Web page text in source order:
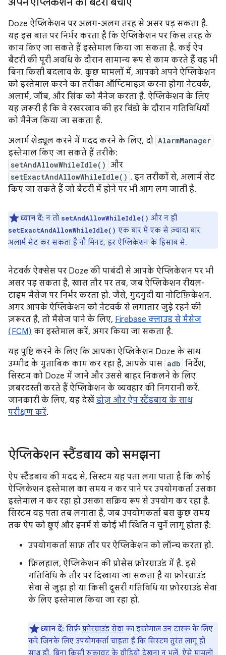
Doze ऐप्लिकेशन पर अलग-अलग तरह से असर पड़ सकता है.
यह इस बात पर निर्भर करता है कि ऐप्लिकेशन पर किस तरह के
काम किए जा सकते हैं इस्तेमाल किया जा सकता है. कई ऐप
बैटरी की पूरी अवधि के दौरान सामान्य रूप से काम करते हैं वह भी
बिना किसी बदलाव के. कुछ मामलों में, आपको अपने ऐप्लिकेशन
को इस्तेमाल करने का तरीका ऑप्टिमाइज़ करना होगा नेटवर्क,
अलार्म, जॉब, और सिंक को मैनेज करता है. ऐप्लिकेशन के लिए
यह ज़रूरी है कि वे रखरखाव की हर विंडो के दौरान गतिविधियों
को मैनेज किया जा सकता है.
अलार्म शेड्यूल करने में मदद करने के लिए, दो AlarmManager
इस्तेमाल किए जा सकते हैं तरीके:
setAndAllowWhileIdle() और
setExactAndAllowWhileIdle() . इन तरीकों से, अलार्म सेट
किए जा सकते हैं जो बैटरी में होने पर भी आग लग जाती है.
ध्यान दें: न तो setAndAllowWhileIdle() और न ही
setExactAndAllowWhileIdle() एक बार में एक से ज़्यादा बार
अलार्म सेट कर सकता है नौ मिनट, हर ऐप्लिकेशन के हिसाब से.
नेटवर्क ऐक्सेस पर Doze की पाबंदी से आपके ऐप्लिकेशन पर भी
असर पड़ सकता है, खास तौर पर तब, जब ऐप्लिकेशन रीयल-
टाइम मैसेज पर निर्भर करता हो. जैसे, गुदगुदी या नोटिफ़िकेशन.
अगर आपके ऐप्लिकेशन को नेटवर्क से लगातार जुड़े रहने की
ज़रूरत है, तो मैसेज पाने के लिए, Firebase क्लाउड से मैसेज
(FCM) का इस्तेमाल करें, अगर किया जा सकता है.
यह पुष्टि करने के लिए कि आपका ऐप्लिकेशन Doze के साथ
उम्मीद के मुताबिक काम कर रहा है, आपके पास adb निर्देश,
सिस्टम को Doze में जाने और उससे बाहर निकलने के लिए
ज़बरदस्ती करते हैं ऐप्लिकेशन के व्यवहार की निगरानी करें.
जानकारी के लिए, यह देखें डोज़ और ऐप स्टैंडबाय के साथ
परीक्षण करें.
ऐप्लिकेशन स्टैंडबाय को समझना
ऐप स्टैंडबाय की मदद से, सिस्टम यह पता लगा पाता है कि कोई
ऐप्लिकेशन इस्तेमाल का समय न कर पाने पर उपयोगकर्ता उसका
इस्तेमाल न कर रहा हो उसका सक्रिय रूप से उपयोग कर रहा है.
सिस्टम यह पता तब लगाता है, जब उपयोगकर्ता बस कुछ समय
तक ऐप को छुएं और इनमें से कोई भी स्थिति न चुनें लागू होता है:
उपयोगकर्ता साफ़ तौर पर ऐप्लिकेशन को लॉन्च करता हो.
फ़िलहाल, ऐप्लिकेशन की प्रोसेस फ़ोरग्राउंड में है. इसे
गतिविधि के तौर पर दिखाया जा सकता है या फ़ोरग्राउंड
सेवा से जुड़ा हो या किसी दूसरी गतिविधि या फ़ोरग्राउंड सेवा
के लिए इस्तेमाल किया जा रहा हो.
ध्यान दें: सिर्फ़ फ़ोरग्राउंड सेवा का इस्तेमाल उन टास्क के लिए
करें जिनके लिए उपयोगकर्ता चाहता है कि सिस्टम तुरंत लागू हो
साथ ही, बिना किसी रुकावट के वीडियो देखना न भूलें. ऐसे मामलों